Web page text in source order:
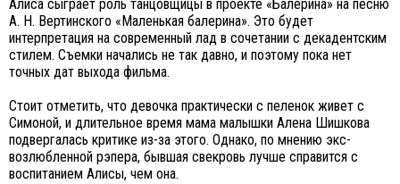
Алиса сыграет роль танцовщицы в проекте «Балерина» на песню
А. Н. Вертинского «Маленькая балерина». Это будет
интерпретация на современный лад в сочетании с декадентским
стилем. Съемки начались не так давно, и поэтому пока нет
точных дат выхода фильма.
Стоит отметить, что девочка практически с пеленок живет с
Симоной, и длительное время мама малышки Алена Шишкова
подвергалась критике из-за этого. Однако, по мнению экс-
возлюбленной рэпера, бывшая свекровь лучше справится с
воспитанием Алисы, чем она.